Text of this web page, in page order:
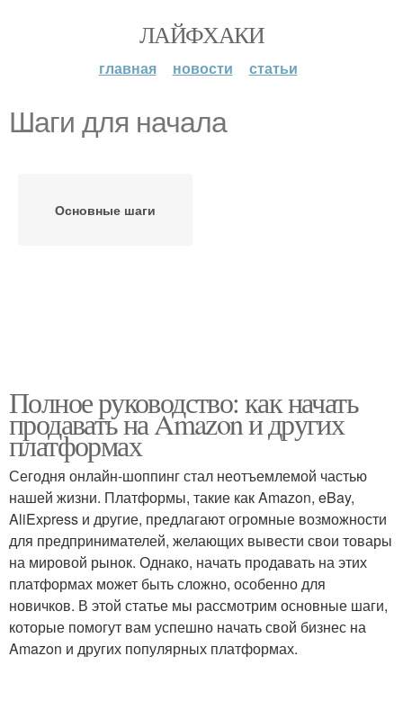
ЛАЙФХАКИ
главная новости статьи
Шаги для начала
Основные шаги
Полное руководство: как начать
продавать на Amazon и других
платформах
Сегодня онлайн-шоппинг стал неотъемлемой частью
нашей жизни. Платформы, такие как Amazon, eBay,
AliExpress и другие, предлагают огромные возможности
для предпринимателей, желающих вывести свои товары
на мировой рынок. Однако, начать продавать на этих
платформах может быть сложно, особенно для
новичков. В этой статье мы рассмотрим основные шаги,
которые помогут вам успешно начать свой бизнес на
Amazon и других популярных платформах.